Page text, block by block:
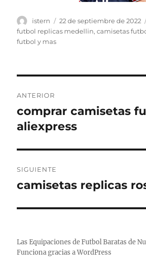
Autor
istern
Publicado
el
22 de septiembre de 2022
futbol replicas medellin,camisetas
futbol y mas
de
entradas
ANTERIOR
Entrada
anterior:
comprar camisetas
aliexpress
SIGUIENTE
Entrada
camisetas replicas
Las Equipaciones de Futbol Baratas de
Funciona gracias a WordPress